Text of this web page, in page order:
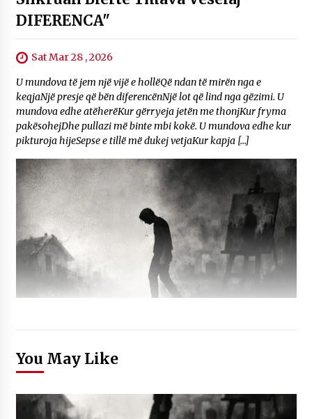
DIFERENCA"
Sat Mar 28 , 2026
U mundova të jem një vijë e hollëQë ndan të mirën nga e
keqjaNjë presje që bën diferencënNjë lot që lind nga gëzimi. U
mundova edhe atëherëKur gërryeja jetën me thonjKur fryma
pakësohejDhe pullazi më binte mbi kokë. U mundova edhe kur
pikturoja hijeSepse e tillë më dukej vetjaKur kapja […]
You May Like